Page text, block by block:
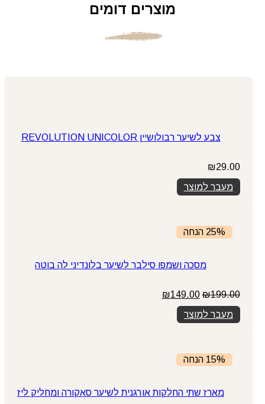
מוצרים דומים
צבע לשיער רבולושיין REVOLUTION UNICOLOR
₪29.00
מעבר למוצר
25% הנחה
מסכה ושמפו סילבר לשיער בלונדיני לה בוטה
₪199.00
המחיר
המקורי
היה:
₪199.00.
₪149.00
מעבר למוצר
15% הנחה
מארז שתי החלקות אורגנית לשיער סאקורה ומחליק ליז